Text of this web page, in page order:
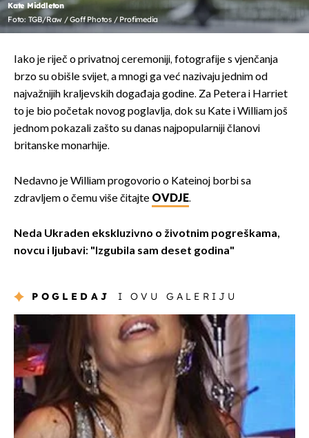
Kate Middleton
Foto: TGB/Raw / Goff Photos / Profimedia
Iako je riječ o privatnoj ceremoniji, fotografije s vjenčanja
brzo su obišle svijet, a mnogi ga već nazivaju jednim od
najvažnijih kraljevskih događaja godine. Za Petera i Harriet
to je bio početak novog poglavlja, dok su Kate i William još
jednom pokazali zašto su danas najpopularniji članovi
britanske monarhije.
Nedavno je William progovorio o Kateinoj borbi sa
zdravljem o čemu više čitajte OVDJE.
Neda Ukraden ekskluzivno o životnim pogreškama,
novcu i ljubavi: "Izgubila sam deset godina"
POGLEDAJ I OVU GALERIJU